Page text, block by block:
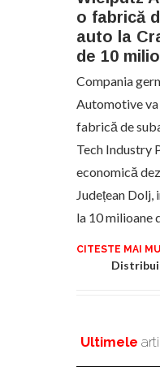
o fabrică
auto la
de 10
Compania
Automotive
fabrică de
Tech Industry
economică
Județean
la 10 milioane
CITESTE MAI
Ultimele